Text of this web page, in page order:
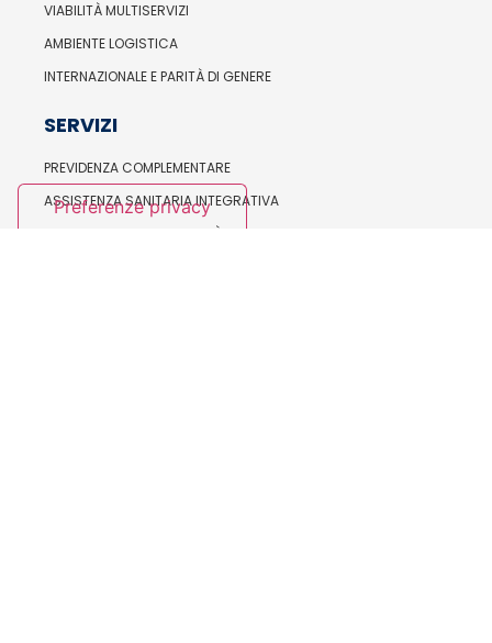
VIABILITÀ MULTISERVIZI
AMBIENTE LOGISTICA
INTERNAZIONALE E PARITÀ DI GENERE
SERVIZI
PREVIDENZA COMPLEMENTARE
ASSISTENZA SANITARIA INTEGRATIVA
FORMAZIONE E BILATERALITÀ